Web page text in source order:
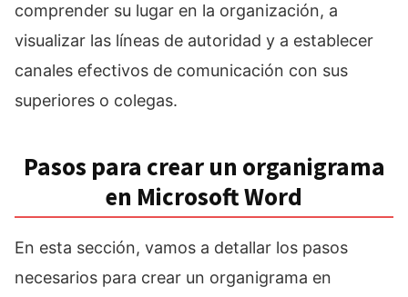
comprender su lugar en la organización, a
visualizar las líneas de autoridad y a establecer
canales efectivos de comunicación con sus
superiores o colegas.
Pasos para crear un organigrama
en Microsoft Word
En esta sección, vamos a detallar los pasos
necesarios para crear un organigrama en